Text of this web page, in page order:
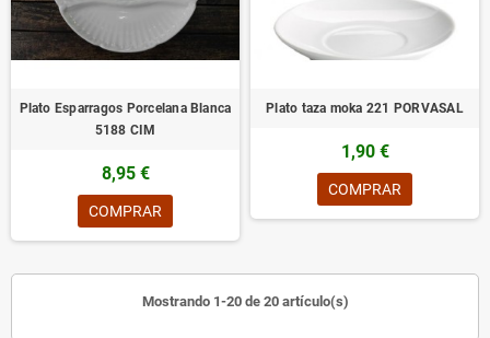
Plato Esparragos Porcelana Blanca
5188 CIM
8,95 €
COMPRAR
Plato taza moka 221 PORVASAL
1,90 €
COMPRAR
Mostrando 1-20 de 20 artículo(s)